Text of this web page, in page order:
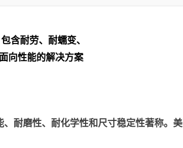
含耐劳、耐蠕变、
向性能的解决方案
耐磨性、耐化学性和尺寸稳定性著称。